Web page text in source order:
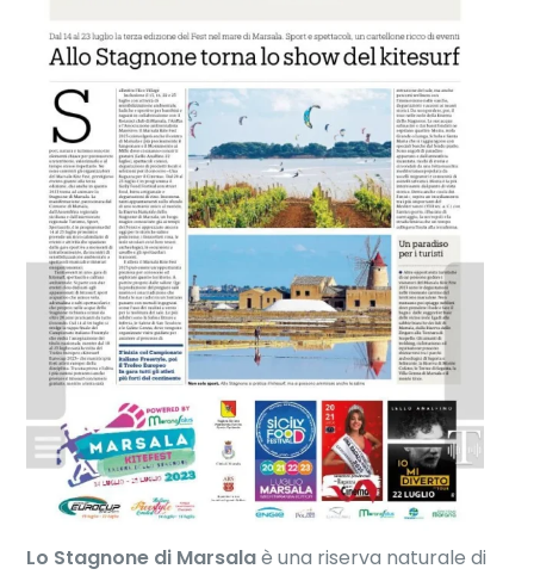
Lo Stagnone di Marsalaè una riserva naturale di